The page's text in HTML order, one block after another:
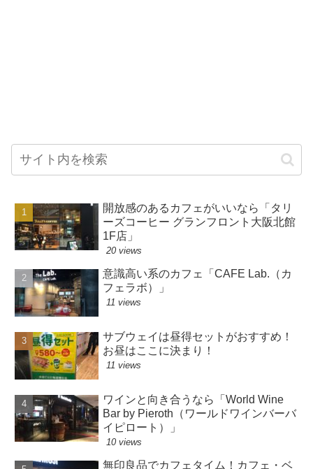
開放感のあるカフェがいいなら「タリ
ーズコーヒー グランフロント大阪北館
1F店」
20 views
意識高い系のカフェ「CAFE Lab.（カ
フェラボ）」
11 views
サブウェイは昼得セットがおすすめ！
お昼はここに決まり！
11 views
ワインと向き合うなら「World Wine
Bar by Pieroth（ワールドワインバーバ
イピロート）」
10 views
無印良品でカフェタイム！カフェ・ベ